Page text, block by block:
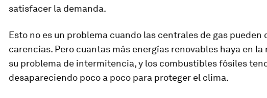
satisfacer la demanda.
Esto no es un problema cuando las centrales de gas pueden
carencias. Pero cuantas más energías renovables haya en la
su problema de intermitencia, y los combustibles fósiles
desapareciendo poco a poco para proteger el clima.